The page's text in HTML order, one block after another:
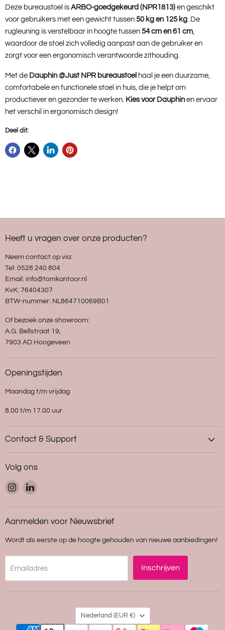
Deze bureaustoel is ARBO-goedgekeurd (NPR1813) en geschikt
voor gebruikers met een gewicht tussen 50 kg en 125 kg. De
rugleuning is verstelbaar in hoogte tussen 54 cm en 61 cm,
waardoor de stoel zich volledig aanpast aan de gebruiker en
zorgt voor een ergonomisch verantwoorde zithouding.
Met de Dauphin @Just NPR bureaustoel haal je een duurzame,
comfortabele en functionele stoel in huis, die je helpt om
productiever en gezonder te werken. Kies voor Dauphinen ervaar
het verschil in ergonomisch design!
Deel dit:
Heeft u vragen over onze producten?
Neem contact op via:
Tel: 0528 240 804
Email: info@tomkantoor.nl
KvK: 76404307
BTW-nummer: NL864710069B01
Of bezoek onze showroom:
A.G. Bellstraat 19,
7903 AD Hoogeveen
Openingstijden
Maandag t/m vrijdag
8.00 t/m 17.00 uur
Contact & Support
Volg ons
Vind
ons
op
Instagram
Vind
op
LinkedIn
Aanmelden voor Nieuwsbrief
Wordt als eerste op de hoogte gehouden van nieuwe aanbiedingen!
Emailadres Inschrijven
Land
Nederland (EUR €)